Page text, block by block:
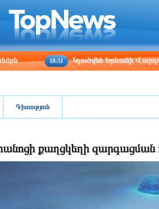
Los Angeles
00:03
Beijing
15:03
10:51 Կլուծվեն Երևանի Վարդաշենում
Գիտություն
քաղցկեղի զարգացման